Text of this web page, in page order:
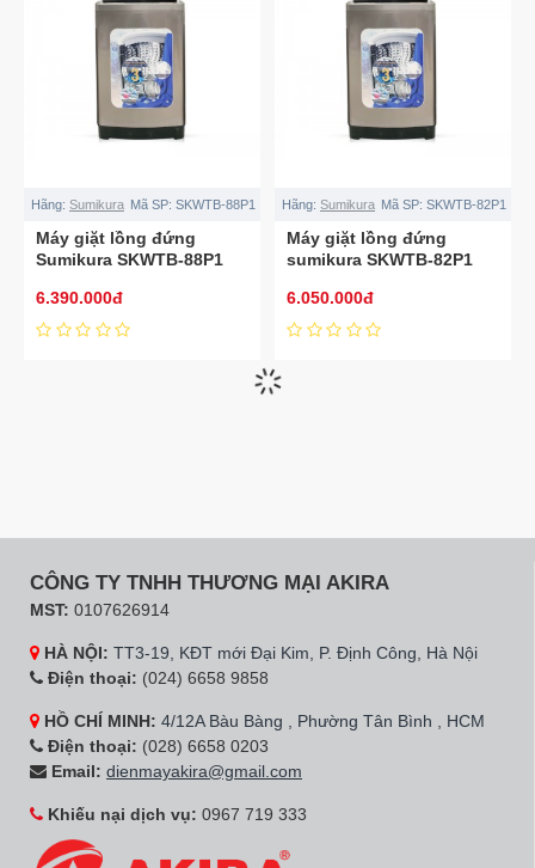
Hãng: Sumikura Mã SP: SKWTB-88P1
Máy giặt lồng đứng
Sumikura SKWTB-88P1
6.390.000đ
Hãng: Sumikura Mã SP: SKWTB-82P1
Máy giặt lồng đứng
sumikura SKWTB-82P1
6.050.000đ
Máy giặt lồng ngang
Sumikura SKWFID-108P2
Inverter 10.8kg
13.390.000đ
Inverter 9.8kg
11.290.000đ